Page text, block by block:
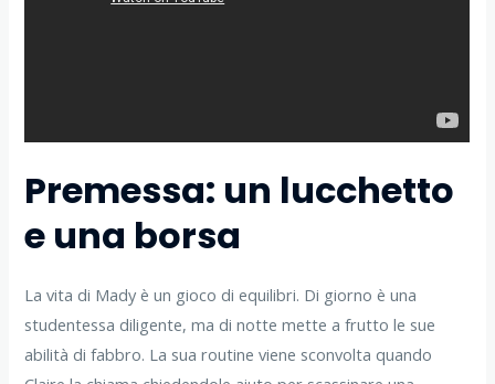
Premessa: un lucchetto
e una borsa
La vita di Mady è un gioco di equilibri. Di giorno è una
studentessa diligente, ma di notte mette a frutto le sue
abilità di fabbro. La sua routine viene sconvolta quando